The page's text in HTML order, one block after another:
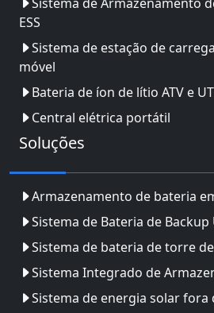
ESS
Sistema de estação de
móvel
Bateria de íon de lítio ATV e
Central elétrica portátil
Soluções
Armazenamento de bateria
Sistema de Bateria de Backup
Sistema de bateria de torre
Sistema Integrado de
Sistema de energia solar fora